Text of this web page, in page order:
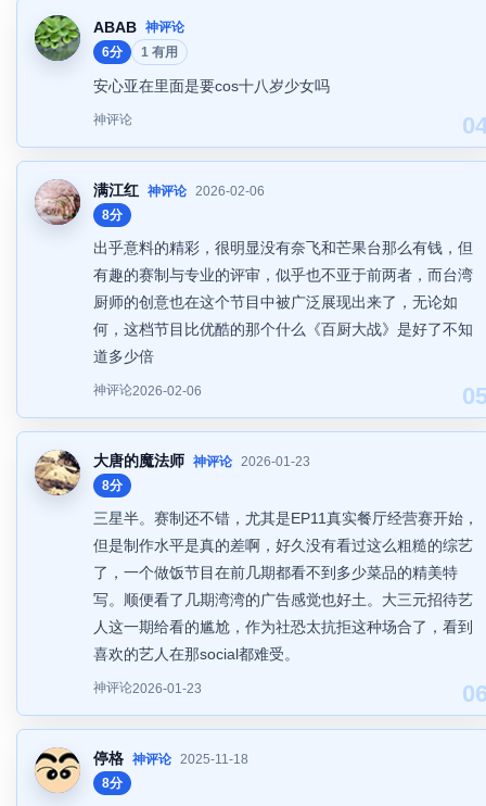
ABAB 神评论
6分
1 有用
安心亚在里面是要cos十八岁少女吗
神评论
满江红 神评论 2026-02-06
8分
出乎意料的精彩，很明显没有奈飞和芒果台那么有钱，但
有趣的赛制与专业的评审，似乎也不亚于前两者，而台湾
厨师的创意也在这个节目中被广泛展现出来了，无论如
何，这档节目比优酷的那个什么《百厨大战》是好了不知
道多少倍
神评论2026-02-06
大唐的魔法师 神评论 2026-01-23
8分
三星半。赛制还不错，尤其是EP11真实餐厅经营赛开始，
但是制作水平是真的差啊，好久没有看过这么粗糙的综艺
了，一个做饭节目在前几期都看不到多少菜品的精美特
写。顺便看了几期湾湾的广告感觉也好土。大三元招待艺
人这一期给看的尴尬，作为社恐太抗拒这种场合了，看到
喜欢的艺人在那social都难受。
神评论2026-01-23
停格 神评论 2025-11-18
8分